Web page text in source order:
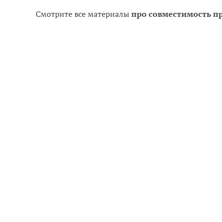
Смотрите все материалыпро совместимость